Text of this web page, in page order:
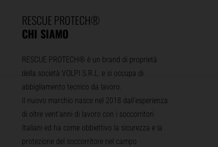
RESCUE PROTECH®
CHI SIAMO
RESCUE PROTECH® è un brand di proprietà
della società VOLPI S.R.L. e si occupa di
abbigliamento tecnico da lavoro.
Il nuovo marchio nasce nel 2018 dall’esperienza
di oltre vent’anni di lavoro con i soccorritori
Italiani ed ha come obbiettivo la sicurezza e la
protezione del soccorritore nel campo